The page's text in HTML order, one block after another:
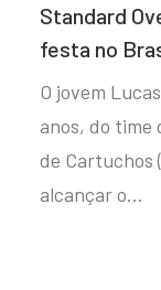
Standard
festa no
O jovem
anos, do time
de Cartuchos
alcançar o…